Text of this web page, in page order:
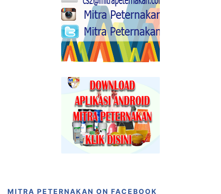
MITRA PETERNAKAN ON FACEBOOK